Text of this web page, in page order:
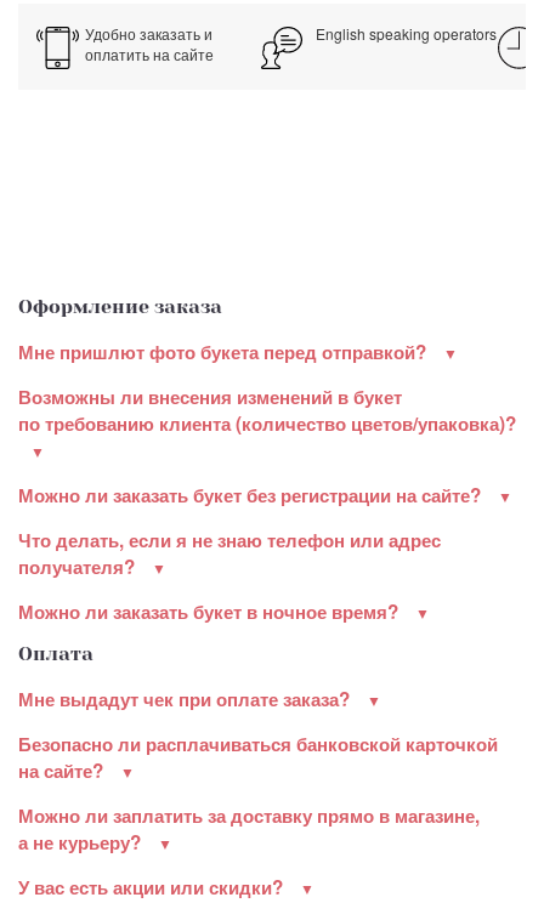
Удобно заказать и
оплатить на сайте
English speaking operators
Оформление заказа
Мне пришлют фото букета перед отправкой?
Возможны ли внесения изменений в букет
по требованию клиента (количество цветов/упаковка)?
Можно ли заказать букет без регистрации на сайте?
Что делать, если я не знаю телефон или адрес
получателя?
Можно ли заказать букет в ночное время?
Оплата
Мне выдадут чек при оплате заказа?
Безопасно ли расплачиваться банковской карточкой
на сайте?
Можно ли заплатить за доставку прямо в магазине,
а не курьеру?
У вас есть акции или скидки?